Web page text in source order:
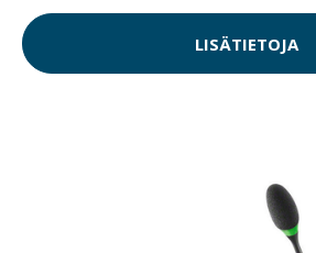
LISÄTIETOJA